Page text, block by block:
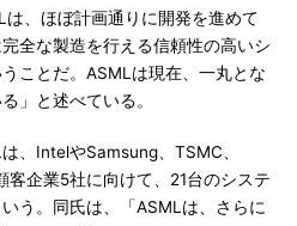
、ほぼ計画通りに開発を進めて
全な製造を行える信頼性の高いシ
ことだ。ASMLは現在、一丸とな
」と述べている。
、IntelやSamsung、TSMC、
客企業5社に向けて、21台のシステ
う。同氏は、「ASMLは、さらに